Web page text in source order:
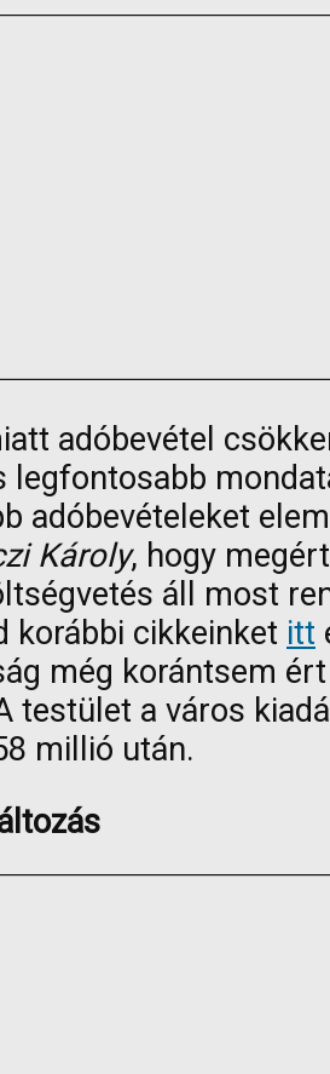
adóbevétel
legfontosabb
adóbevételeket
Károly, hogy
áll most
korábbi cikkeinket itt
még korántsem
testület a város
millió után.